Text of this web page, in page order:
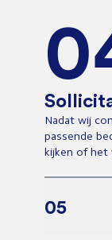
Nadat wij
passende
kijken of het
05